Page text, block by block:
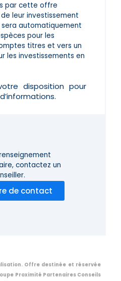
par cette offre
de leur investissement
automatiquement
pour les
titres et vers un
les investissements en
disposition pour
contactez un
de contact
Offre destinée et réservée
Proximité Partenaires Conseils